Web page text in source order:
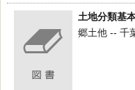
土地分類基
郷土他 -- 千